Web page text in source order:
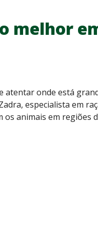
melhor
atentar onde está
especialista em
animais em regiões